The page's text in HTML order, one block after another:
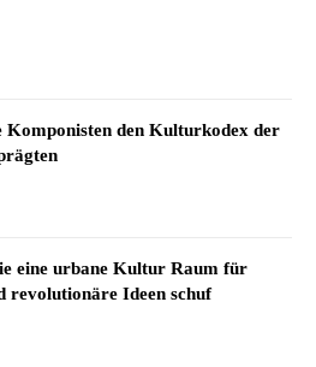
Komponisten den Kulturkodex der
eine urbane Kultur Raum für
revolutionäre Ideen schuf